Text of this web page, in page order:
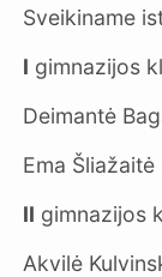
Sveikiname
I gimnazijos
Deimantė
Ema
II gimnazijos
Akvilė